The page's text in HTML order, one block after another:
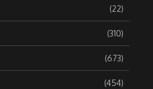
(22)
(310)
(673)
(454)